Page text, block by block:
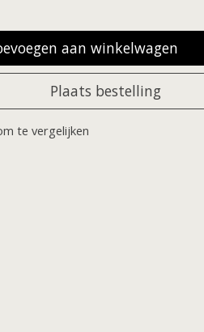
aan winkelwagen
Plaats bestelling
te vergelijken